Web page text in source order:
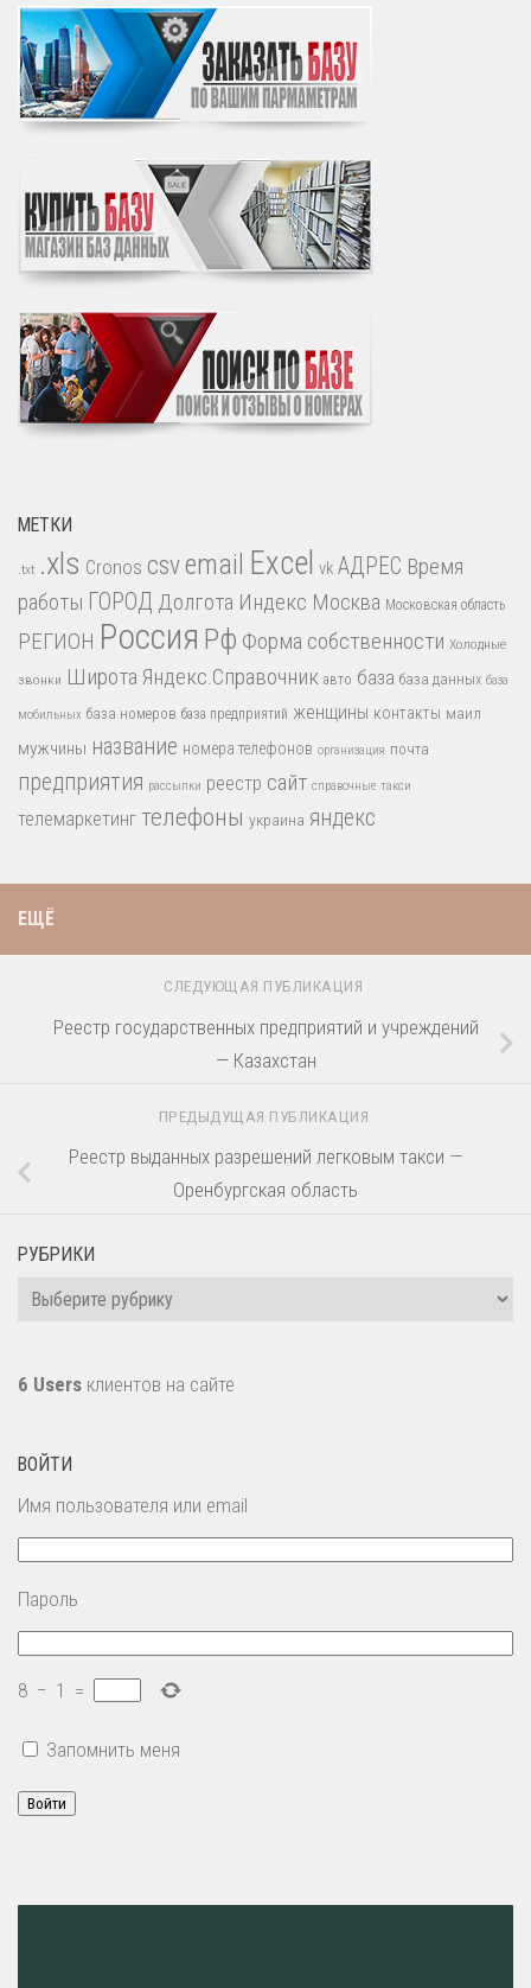
МЕТКИ
.txt .xls Cronos csvemail Excel vk АДРЕС Время
работы ГОРОД Долгота Индекс Москва Московская область
РЕГИОН Россия Рф Форма собственности Холодные
звонки Широта Яндекс.Справочник авто база база данных база
мобильных база номеров база предприятий женщины контакты маил
мужчины название номера телефонов организация почта
предприятия рассылки реестр сайт справочные такси
телемаркетинг телефоны украина яндекс
ЕЩЁ
СЛЕДУЮЩАЯ ПУБЛИКАЦИЯ
Реестр государственных предприятий и учреждений
— Казахстан
ПРЕДЫДУЩАЯ ПУБЛИКАЦИЯ
Реестр выданных разрешений легковым такси —
Оренбургская область
РУБРИКИ
Рубрики
6 Users клиентов на сайте
ВОЙТИ
Имя пользователя или email
Пароль
8 − 1 =
Запомнить меня
Войти